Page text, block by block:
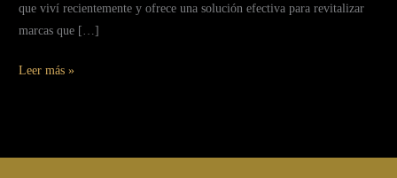
que viví recientemente y ofrece una solución efectiva para revitalizar
marcas que […]
Leer más »